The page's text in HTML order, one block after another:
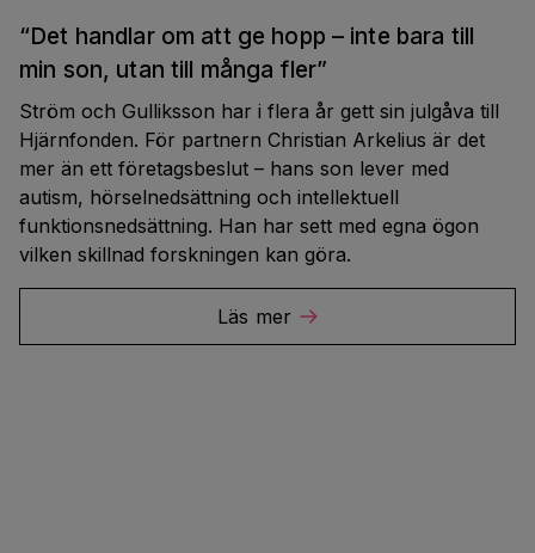
“Det handlar om att ge hopp – inte bara till
min son, utan till många fler”
Ström och Gulliksson har i flera år gett sin julgåva till
Hjärnfonden. För partnern Christian Arkelius är det
mer än ett företagsbeslut – hans son lever med
autism, hörselnedsättning och intellektuell
funktionsnedsättning. Han har sett med egna ögon
vilken skillnad forskningen kan göra.
Läs mer